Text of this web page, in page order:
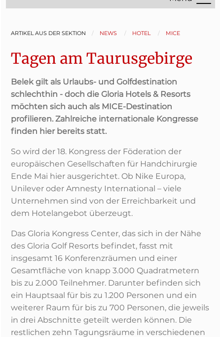
ARTIKEL AUS DER SEKTION NEWS HOTEL MICE
Tagen am Taurusgebirge
Belek gilt als Urlaubs- und Golfdestination
schlechthin - doch die Gloria Hotels & Resorts
möchten sich auch als MICE-Destination
profilieren. Zahlreiche internationale Kongresse
finden hier bereits statt.
So wird der 18. Kongress der Föderation der
europäischen Gesellschaften für Handchirurgie
Ende Mai hier ausgerichtet. Ob Nike Europa,
Unilever oder Amnesty International – viele
Unternehmen sind von der Erreichbarkeit und
dem Hotelangebot überzeugt.
Das Gloria Kongress Center, das sich in der Nähe
des Gloria Golf Resorts befindet, fasst mit
insgesamt 16 Konferenzräumen und einer
Gesamtfläche von knapp 3.000 Quadratmetern
bis zu 2.000 Teilnehmer. Darunter befinden sich
ein Hauptsaal für bis zu 1.200 Personen und ein
weiterer Raum für bis zu 700 Personen, die jeweils
in drei Abschnitte geteilt werden können. Die
restlichen zehn Tagungsräume in verschiedenen